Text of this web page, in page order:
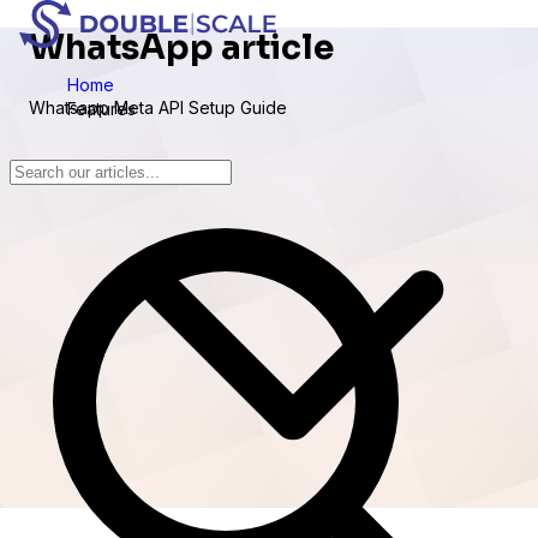
Home
Features
WhatsApp article
Whatsapp Meta API Setup Guide